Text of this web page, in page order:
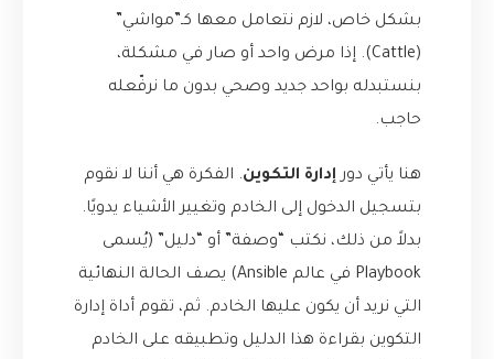
بشكل خاص، لازم نتعامل معها كـ”مواشي”
(Cattle). إذا مرض واحد أو صار في مشكلة،
بنستبدله بواحد جديد وصحي بدون ما نرفّعله
حاجب.
هنا يأتي دورإدارة التكوين. الفكرة هي أننا لا نقوم
بتسجيل الدخول إلى الخادم وتغيير الأشياء يدويًا.
بدلاً من ذلك، نكتب “وصفة” أو “دليل” (يُسمى
Playbook في عالم Ansible) يصف الحالة النهائية
التي نريد أن يكون عليها الخادم. ثم، تقوم أداة إدارة
التكوين بقراءة هذا الدليل وتطبيقه على الخادم